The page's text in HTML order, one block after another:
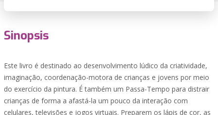
Sinopsis
Este livro é destinado ao desenvolvimento lúdico da criatividade,
imaginação, coordenação-motora de crianças e jovens por meio
do exercício da pintura. É também um Passa-Tempo para distrair
crianças de forma a afastá-la um pouco da interação com
celulares, televisões e jogos virtuais. Preparem os lápis de cor, as